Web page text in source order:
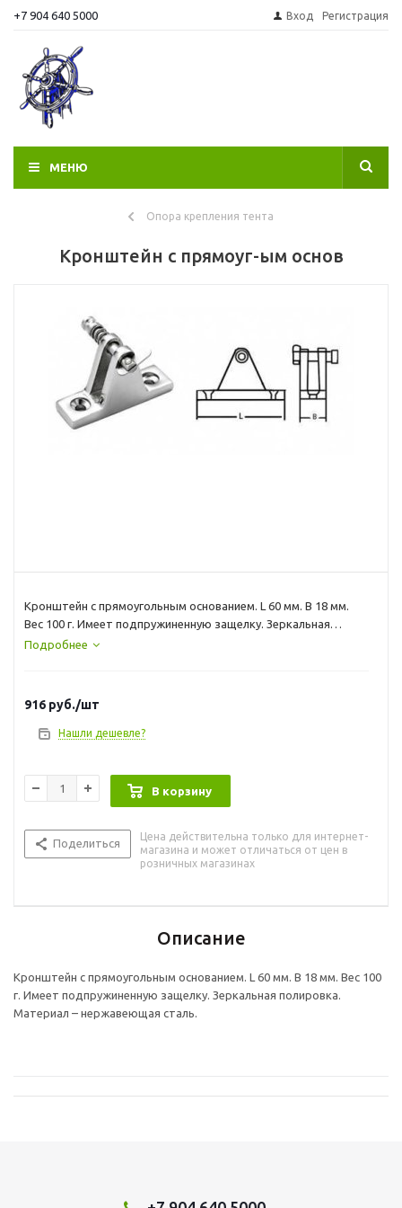
+7 904 640 5000 Вход Регистрация
МЕНЮ
Опора крепления тента
Кронштейн с прямоуг-ым основ
Кронштейн с прямоугольным основанием. L 60 мм. B 18 мм.
Вес 100 г. Имеет подпружиненную защелку. Зеркальная
полировка. Материал – нержавеющая сталь.
Подробнее
916 руб./шт
Нашли дешевле?
В корзину
Поделиться
Цена действительна только для интернет-
магазина и может отличаться от цен в
розничных магазинах
Описание
Кронштейн с прямоугольным основанием. L 60 мм. B 18 мм. Вес 100
г. Имеет подпружиненную защелку. Зеркальная полировка.
Материал – нержавеющая сталь.